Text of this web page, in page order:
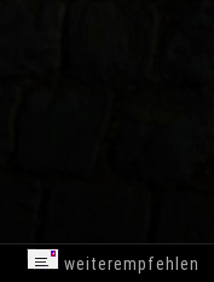
weiterempfehlen